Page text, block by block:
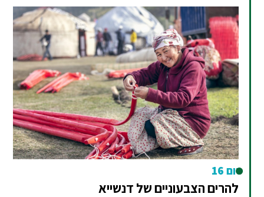
יום 16
להרים הצבעוניים של דנשייא